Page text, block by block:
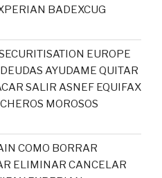
BADEXCUG
EUROPE
AYUDAME QUITAR
SALIR ASNEF EQUIFAX
MOROSOS
COMO BORRAR
ELIMINAR CANCELAR